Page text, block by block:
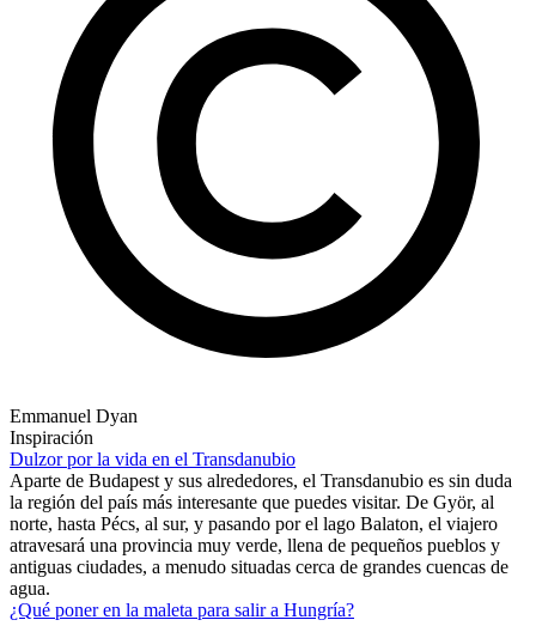
Emmanuel Dyan
Inspiración
Dulzor por la vida en el Transdanubio
Aparte de Budapest y sus alrededores, el Transdanubio es sin duda
la región del país más interesante que puedes visitar. De Györ, al
norte, hasta Pécs, al sur, y pasando por el lago Balaton, el viajero
atravesará una provincia muy verde, llena de pequeños pueblos y
antiguas ciudades, a menudo situadas cerca de grandes cuencas de
agua.
¿Qué poner en la maleta para salir a Hungría?